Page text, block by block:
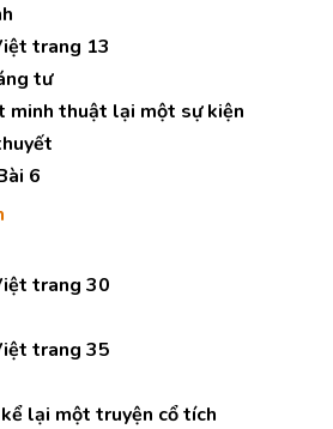
trang 13
tư
minh thuật lại một sự kiện
6
trang 30
trang 35
lại một truyện cổ tích